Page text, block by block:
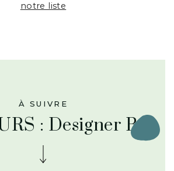
notre liste
À SUIVRE
: Designer Box